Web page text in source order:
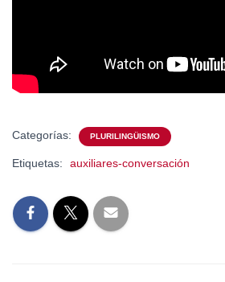
Categorías: PLURILINGÜISMO
Etiquetas: auxiliares-conversación